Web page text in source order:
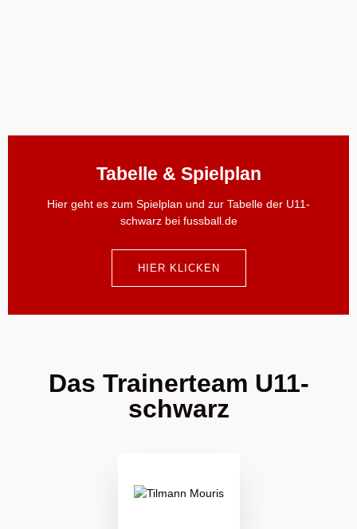
Tabelle & Spielplan
Hier geht es zum Spielplan und zur Tabelle der U11-
schwarz bei fussball.de
HIER KLICKEN
Das Trainerteam U11-
schwarz